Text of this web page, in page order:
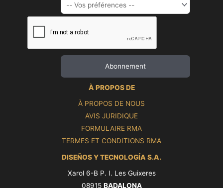
À PROPOS DE
À PROPOS DE NOUS
AVIS JURIDIQUE
FORMULAIRE RMA
TERMES ET CONDITIONS RMA
DISEÑOS Y TECNOLOGÍA S.A.
Xarol 6-B P. I. Les Guixeres
08915 BADALONA